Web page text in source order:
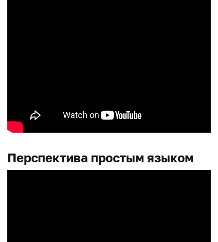
Перспектива простым языком